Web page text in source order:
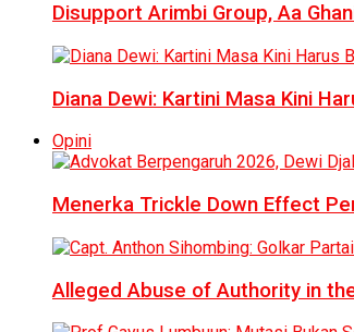
Disupport Arimbi Group, Aa
Diana Dewi: Kartini Masa Kini
Opini
Menerka Trickle Down Effect
Alleged Abuse of Authority in